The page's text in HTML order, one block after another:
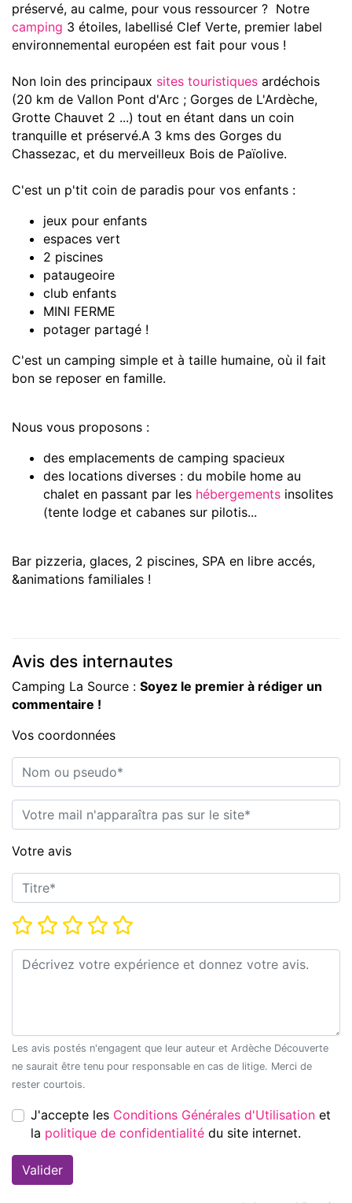
préservé, au calme, pour vous ressourcer ? Notre
camping 3 étoiles, labellisé Clef Verte, premier label
environnemental européen est fait pour vous !
Non loin des principaux sites touristiques ardéchois
(20 km de Vallon Pont d'Arc ; Gorges de L'Ardèche,
Grotte Chauvet 2 ...) tout en étant dans un coin
tranquille et préservé.A 3 kms des Gorges du
Chassezac, et du merveilleux Bois de Païolive.
C'est un p'tit coin de paradis pour vos enfants :
jeux pour enfants
espaces vert
2 piscines
pataugeoire
club enfants
MINI FERME
potager partagé !
C'est un camping simple et à taille humaine, où il fait
bon se reposer en famille.
Nous vous proposons :
des emplacements de camping spacieux
des locations diverses : du mobile home au
chalet en passant par les hébergements insolites
(tente lodge et cabanes sur pilotis...
Bar pizzeria, glaces, 2 piscines, SPA en libre accés,
&animations familiales !
Avis des internautes
Camping La Source : Soyez le premier à rédiger un
commentaire !
Vos coordonnées
Nom ou pseudo*
E-mail*
Votre avis
Titre*
Note*
Commentaire*
Les avis postés n'engagent que leur auteur et Ardèche Découverte
ne saurait être tenu pour responsable en cas de litige. Merci de
rester courtois.
J'accepte les Conditions Générales d'Utilisation et
la
politique de confidentialité du site internet.